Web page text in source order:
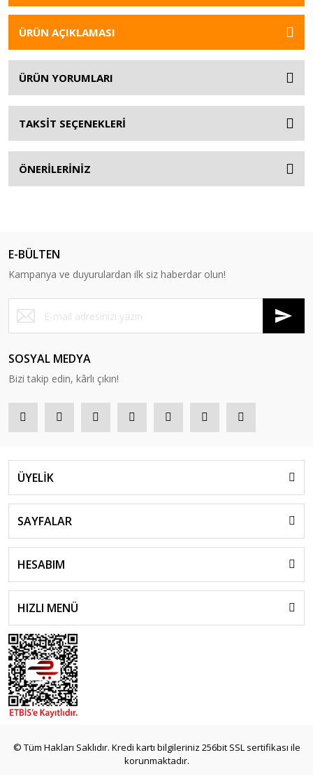
ÜRÜN AÇIKLAMASI
ÜRÜN YORUMLARI
TAKSİT SEÇENEKLERİ
ÖNERİLERİNİZ
E-BÜLTEN
Kampanya ve duyurulardan ilk siz haberdar olun!
SOSYAL MEDYA
Bizi takip edin, kârlı çıkın!
ÜYELİK
SAYFALAR
HESABIM
HIZLI MENÜ
© Tüm Hakları Saklıdır. Kredi kartı bilgileriniz 256bit SSL sertifikası ile
korunmaktadır.